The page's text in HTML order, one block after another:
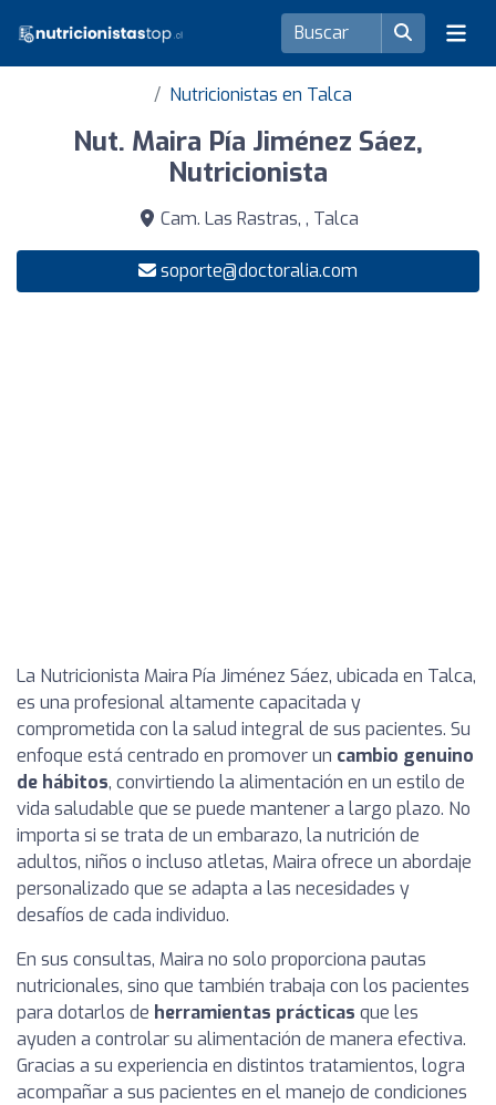
Nutricionistas en Talca
Nut. Maira Pía Jiménez Sáez,
Nutricionista
Cam. Las Rastras, , Talca
soporte@doctoralia.com
La Nutricionista Maira Pía Jiménez Sáez, ubicada en Talca,
es una profesional altamente capacitada y
comprometida con la salud integral de sus pacientes. Su
enfoque está centrado en promover un cambio genuino
de hábitos, convirtiendo la alimentación en un estilo de
vida saludable que se puede mantener a largo plazo. No
importa si se trata de un embarazo, la nutrición de
adultos, niños o incluso atletas, Maira ofrece un abordaje
personalizado que se adapta a las necesidades y
desafíos de cada individuo.
En sus consultas, Maira no solo proporciona pautas
nutricionales, sino que también trabaja con los pacientes
para dotarlos de herramientas prácticas que les
ayuden a controlar su alimentación de manera efectiva.
Gracias a su experiencia en distintos tratamientos, logra
acompañar a sus pacientes en el manejo de condiciones